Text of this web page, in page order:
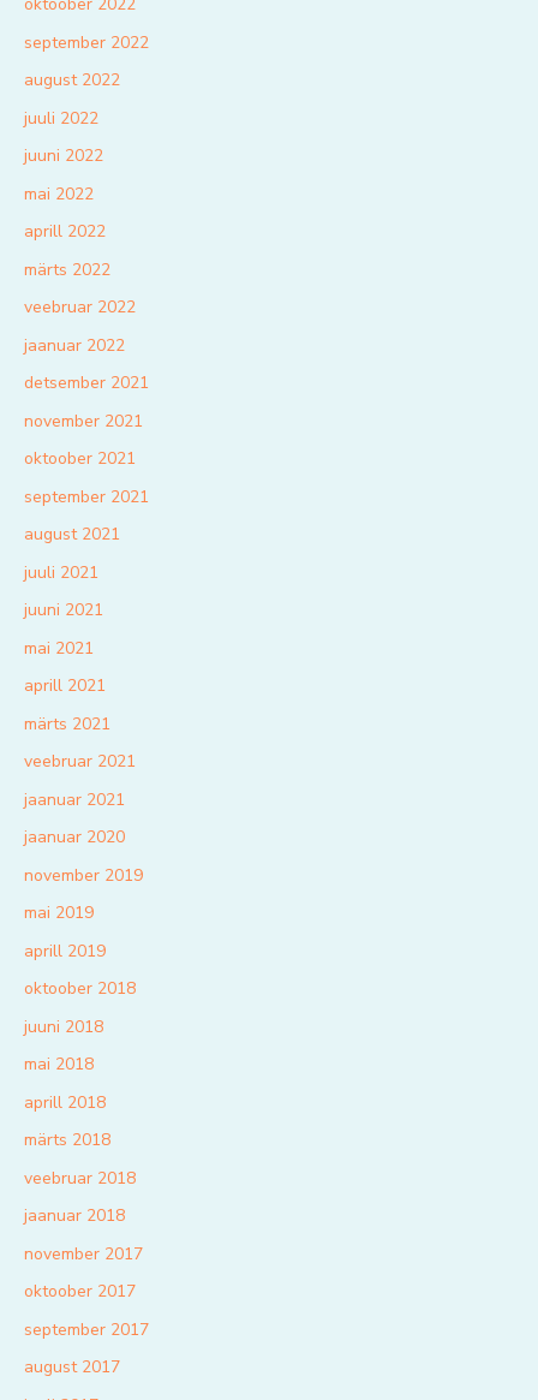
oktoober 2022
september 2022
august 2022
juuli 2022
juuni 2022
mai 2022
aprill 2022
märts 2022
veebruar 2022
jaanuar 2022
detsember 2021
november 2021
oktoober 2021
september 2021
august 2021
juuli 2021
juuni 2021
mai 2021
aprill 2021
märts 2021
veebruar 2021
jaanuar 2021
jaanuar 2020
november 2019
mai 2019
aprill 2019
oktoober 2018
juuni 2018
mai 2018
aprill 2018
märts 2018
veebruar 2018
jaanuar 2018
november 2017
oktoober 2017
september 2017
august 2017